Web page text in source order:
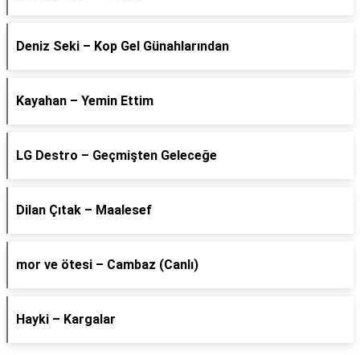
Deniz Seki – Kop Gel Günahlarından
Kayahan – Yemin Ettim
LG Destro – Geçmişten Geleceğe
Dilan Çıtak – Maalesef
​mor ve ötesi – Cambaz (Canlı)
Hayki – Kargalar